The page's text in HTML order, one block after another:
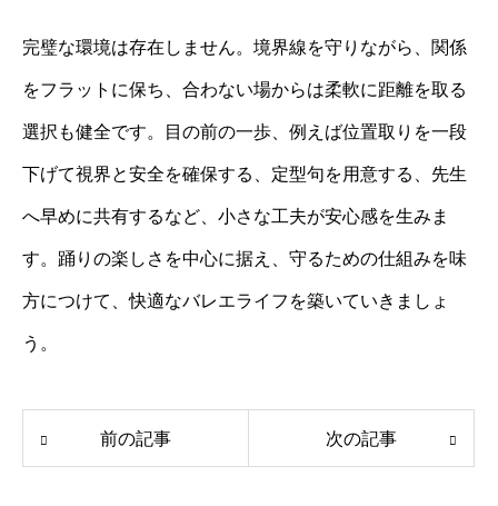
完璧な環境は存在しません。境界線を守りながら、関係
をフラットに保ち、合わない場からは柔軟に距離を取る
選択も健全です。目の前の一歩、例えば位置取りを一段
下げて視界と安全を確保する、定型句を用意する、先生
へ早めに共有するなど、小さな工夫が安心感を生みま
す。踊りの楽しさを中心に据え、守るための仕組みを味
方につけて、快適なバレエライフを築いていきましょ
う。
前の記事 次の記事